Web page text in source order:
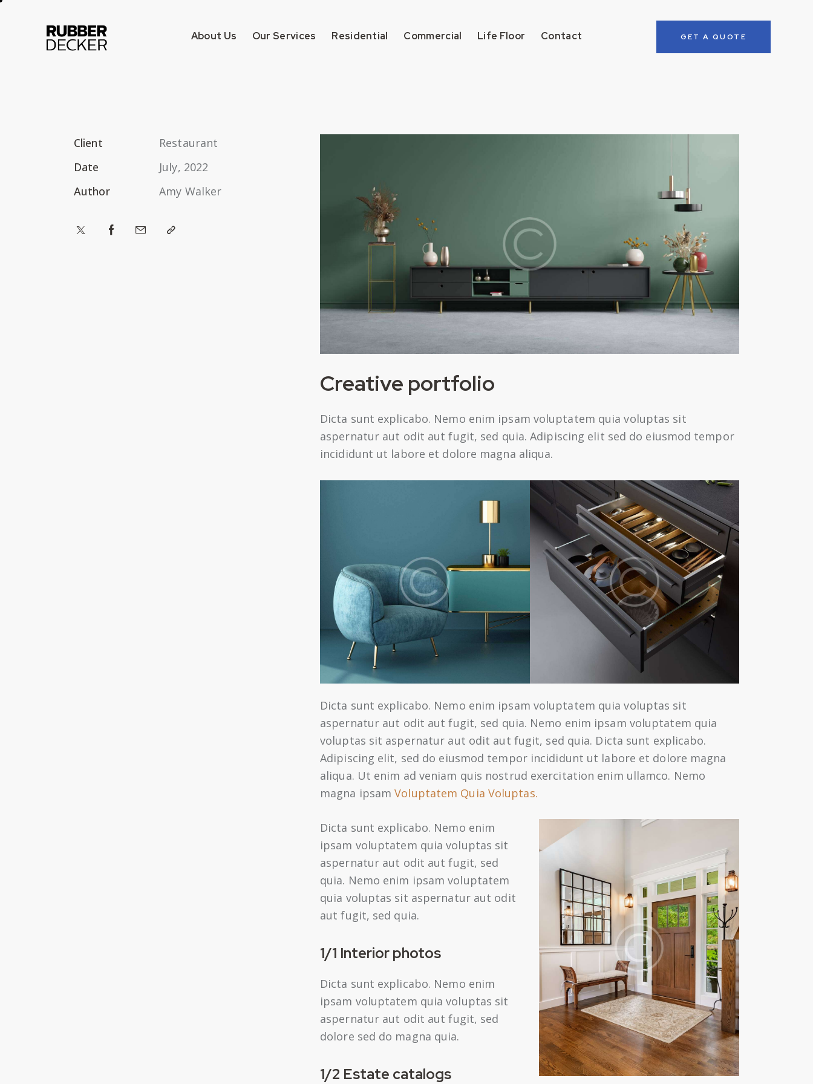
About Us Our Services Residential Commercial Life Floor Contact GET A QUOTE
Client
Restaurant
Date
July, 2022
Author
Amy Walker
Creative portfolio
Dicta sunt explicabo. Nemo enim ipsam voluptatem quia voluptas sit
aspernatur aut odit aut fugit, sed quia. Adipiscing elit sed do eiusmod tempor
incididunt ut labore et dolore magna aliqua.
Dicta sunt explicabo. Nemo enim ipsam voluptatem quia voluptas sit
aspernatur aut odit aut fugit, sed quia. Nemo enim ipsam voluptatem quia
voluptas sit aspernatur aut odit aut fugit, sed quia. Dicta sunt explicabo.
Adipiscing elit, sed do eiusmod tempor incididunt ut labore et dolore magna
aliqua. Ut enim ad veniam quis nostrud exercitation enim ullamco. Nemo
magna ipsamVoluptatem Quia Voluptas.
Dicta sunt explicabo. Nemo enim
ipsam voluptatem quia voluptas sit
aspernatur aut odit aut fugit, sed
quia. Nemo enim ipsam voluptatem
quia voluptas sit aspernatur aut odit
aut fugit, sed quia.
1/1 Interior photos
Dicta sunt explicabo. Nemo enim
ipsam voluptatem quia voluptas sit
aspernatur aut odit aut fugit, sed
dolore sed do magna quia.
1/2 Estate catalogs